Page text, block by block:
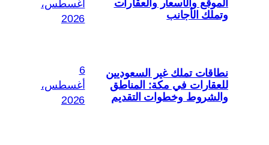
الموقع والأسعار والعقارات
وتملك الأجانب
أغسطس،
2026
نطاقات تملك غير السعوديين
للعقارات في مكة: المناطق
والشروط وخطوات التقديم
6
أغسطس،
2026